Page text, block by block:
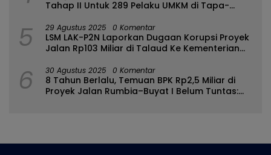
Tahap II Untuk 289 Pelaku UMKM di Tapa-
5 29 Agustus 2025 0 Komentar
LSM LAK-P2N Laporkan Dugaan Korupsi Proyek
Jalan Rp103 Miliar di Talaud Ke Kementerian
6 30 Agustus 2025 0 Komentar
8 Tahun Berlalu, Temuan BPK Rp2,5 Miliar di
Proyek Jalan Rumbia–Buyat I Belum Tuntas: